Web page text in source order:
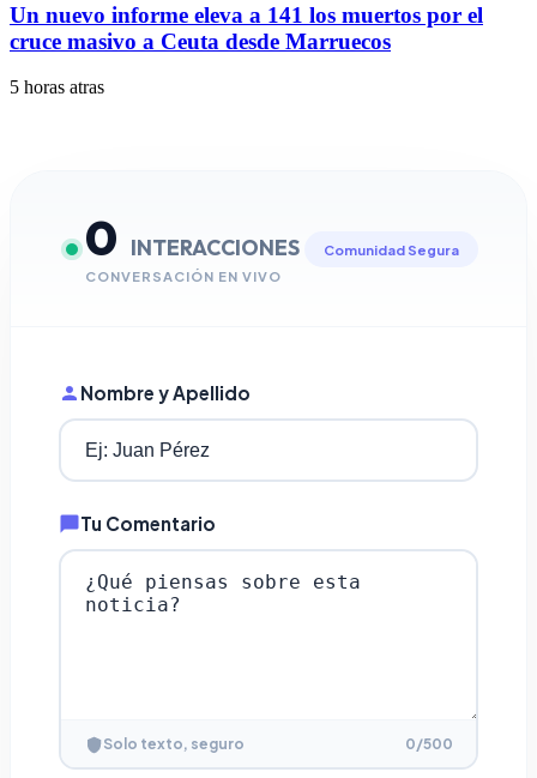
Un nuevo informe eleva a 141 los muertos por el
cruce masivo a Ceuta desde Marruecos
5 horas atras
0 INTERACCIONES
CONVERSACIÓN EN VIVO
Comunidad Segura
Nombre y Apellido
Tu Comentario
Solo texto, seguro 0/500